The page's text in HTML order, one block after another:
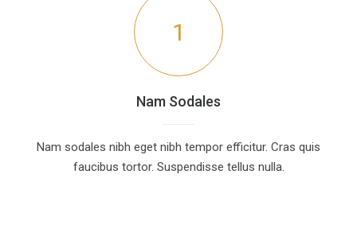
1
Nam Sodales
Nam sodales nibh eget nibh tempor efficitur. Cras quis
faucibus tortor. Suspendisse tellus nulla.